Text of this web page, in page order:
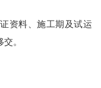
资料、施工期及试运
。